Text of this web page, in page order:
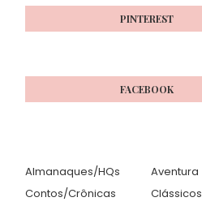
PINTEREST
FACEBOOK
Almanaques/HQs
Aventura
Contos/Crônicas
Clássicos